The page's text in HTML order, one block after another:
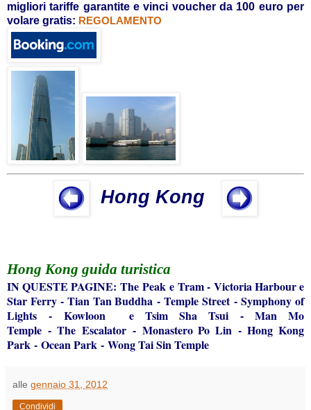
migliori tariffe garantite e vinci voucher da 100 euro per
volare gratis: REGOLAMENTO
Hong Kong
Hong Kong guida turistica
IN QUESTE PAGINE: The Peak e Tram- Victoria Harbour e
Star Ferry- Tian Tan Buddha -Temple Street-Symphony of
Lights -Kowloon e Tsim Sha Tsui - Man Mo
Temple -The Escalator - Monastero Po Lin-Hong Kong
Park - Ocean Park - Wong Tai Sin Temple
alle gennaio 31, 2012
Condividi